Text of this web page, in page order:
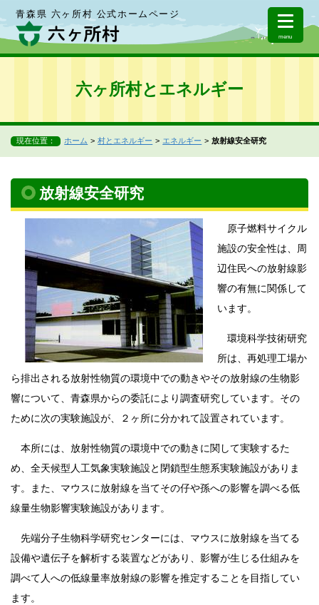
青森県 六ヶ所村 公式ホームページ
menu
六ヶ所村とエネルギー
現在位置： ホーム 村とエネルギー エネルギー 放射線安全研究
放射線安全研究
原子燃料サイクル
施設の安全性は、周
辺住民への放射線影
響の有無に関係して
います。
環境科学技術研究
所は、再処理工場か
ら排出される放射性物質の環境中での動きやその放射線の生物影
響について、青森県からの委託により調査研究しています。その
ために次の実験施設が、２ヶ所に分かれて設置されています。
本所には、放射性物質の環境中での動きに関して実験するた
め、全天候型人工気象実験施設と閉鎖型生態系実験施設がありま
す。また、マウスに放射線を当てその仔や孫への影響を調べる低
線量生物影響実験施設があります。
先端分子生物科学研究センターには、マウスに放射線を当てる
設備や遺伝子を解析する装置などがあり、影響が生じる仕組みを
調べて人への低線量率放射線の影響を推定することを目指してい
ます。